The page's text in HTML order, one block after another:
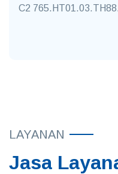
C2 765.HT01.03.TH88.
LAYANAN
Jasa